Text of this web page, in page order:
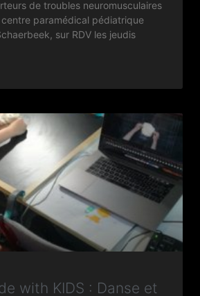
de troubles neuromusculaires
paramédical pédiatrique
sur RDV les jeudis
with KIDS : Danse et